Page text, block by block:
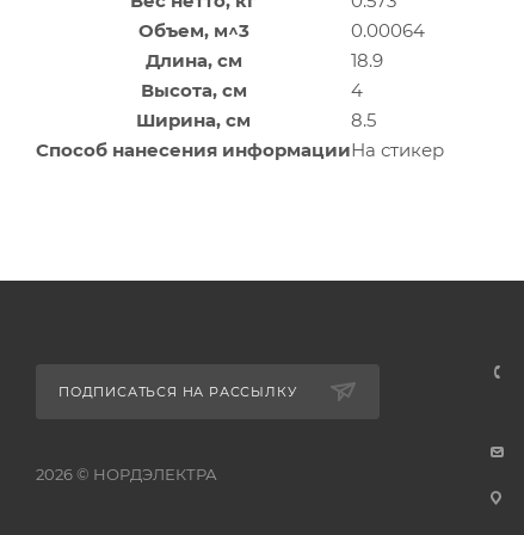
Объем, м^3
0.00064
Длина, см
18.9
Высота, см
4
Ширина, см
8.5
Способ нанесения информацииНа стикер
ПОДПИСАТЬСЯ НА РАССЫЛКУ
2026 © НОРДЭЛЕКТРА